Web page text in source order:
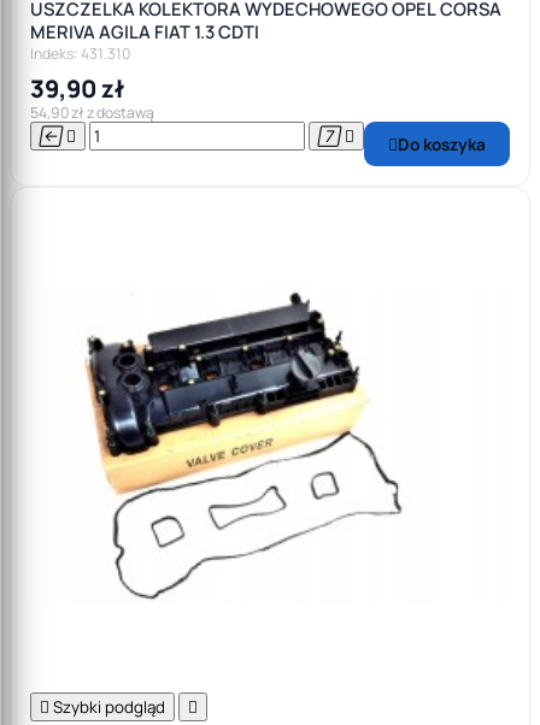
USZCZELKA KOLEKTORA WYDECHOWEGO OPEL CORSA
MERIVA AGILA FIAT 1.3 CDTI
Indeks: 431.310
39,90 zł
54,90 zł z dostawą
    Do koszyka
 Szybki podgląd 